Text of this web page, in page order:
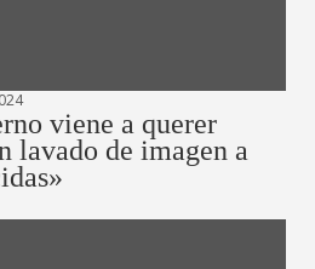
viene a querer
lavado de imagen a